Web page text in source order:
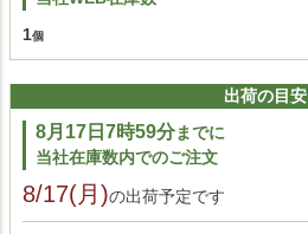
1
出荷の目安
8月17日7時59分までに
当社在庫数内でのご注文
8/17(月)の出荷予定です